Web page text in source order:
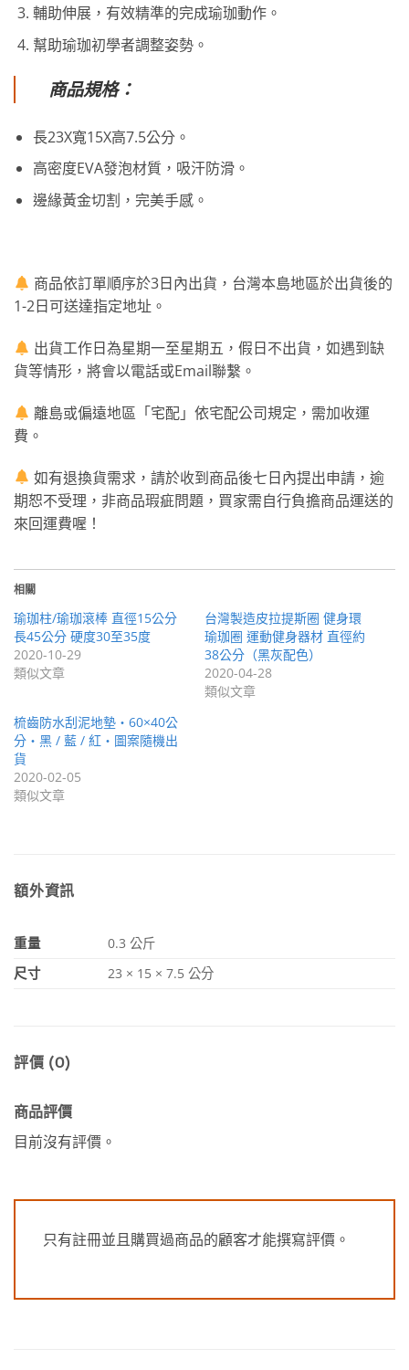
輔助伸展，有效精準的完成瑜珈動作。
幫助瑜珈初學者調整姿勢。
商品規格：
長23X寬15X高7.5公分。
高密度EVA發泡材質，吸汗防滑。
邊緣黃金切割，完美手感。
商品依訂單順序於3日內出貨，台灣本島地區於出貨後的
1-2日可送達指定地址。
出貨工作日為星期一至星期五，假日不出貨，如遇到缺
貨等情形，將會以電話或Email聯繫。
離島或偏遠地區「宅配」依宅配公司規定，需加收運
費。
如有退換貨需求，請於收到商品後七日內提出申請，逾
期恕不受理，非商品瑕疵問題，買家需自行負擔商品運送的
來回運費喔！
相關
瑜珈柱/瑜珈滾棒 直徑15公分
長45公分 硬度30至35度
2020-10-29
類似文章
台灣製造皮拉提斯圈 健身環
瑜珈圈 運動健身器材 直徑約
38公分（黑灰配色）
2020-04-28
類似文章
梳齒防水刮泥地墊・60×40公
分・黑 / 藍 / 紅・圖案隨機出
貨
2020-02-05
類似文章
額外資訊
重量
0.3 公斤
尺寸
23 × 15 × 7.5 公分
評價 (0)
商品評價
目前沒有評價。
只有註冊並且購買過商品的顧客才能撰寫評價。